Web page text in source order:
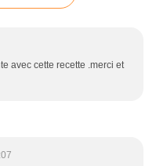
avec cette recette .merci et